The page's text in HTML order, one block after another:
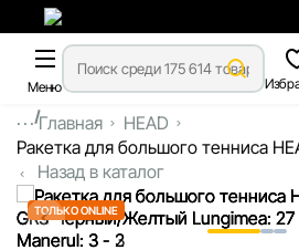
Меню
...Главная
HEAD
Ракетка для большого тенниса
Назад в каталог
ТОЛЬКО ONLINE